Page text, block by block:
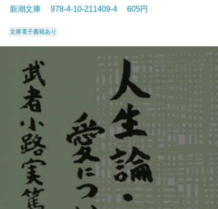
新潮文庫 978-4-10-211409-4 605円
文庫電子書籍あり